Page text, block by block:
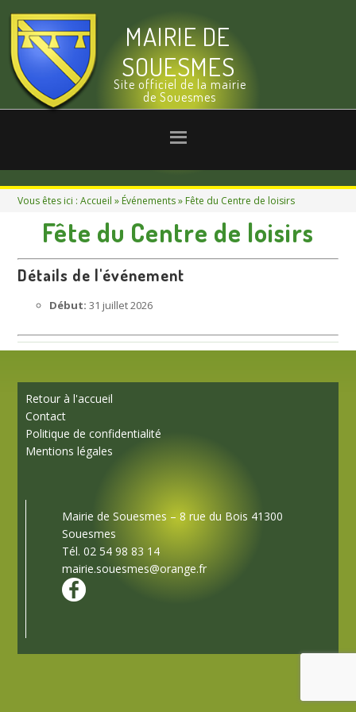
MAIRIE DE
SOUESMES
Site officiel de la mairie
de Souesmes
Vous êtes ici :Accueil » Événements» Fête du Centre de loisirs
Fête du Centre de loisirs
Détails de l'événement
Début: 31 juillet 2026
Retour à l'accueil
Contact
Politique de confidentialité
Mentions légales
Mairie de Souesmes – 8 rue du Bois 41300
Souesmes
Tél. 02 54 98 83 14
mairie.souesmes@orange.fr